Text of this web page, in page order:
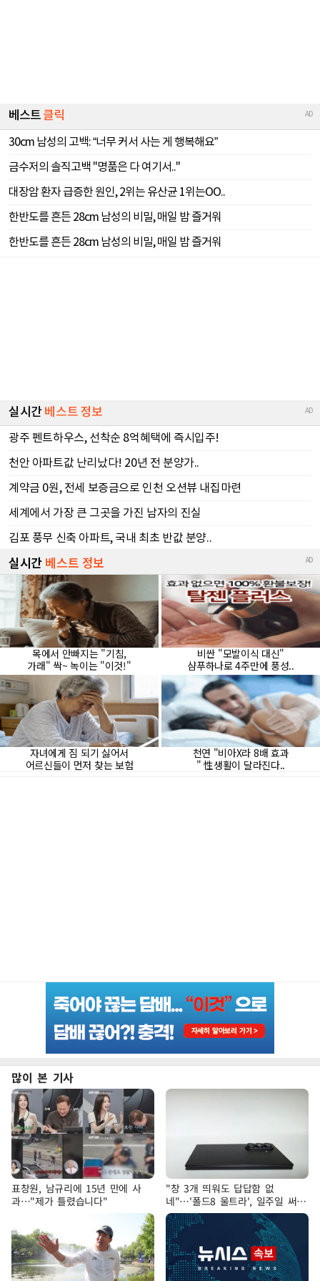
많이 본 기사
표창원, 남규리에 15년 만에 사
과…"제가 틀렸습니다"
"창 3개 띄워도 답답함 없
네"…'폴드8 울트라', 일주일 써보
니